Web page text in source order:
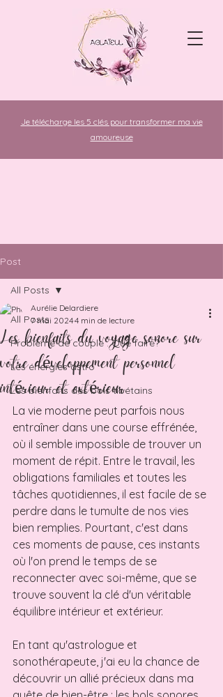
Je télécharge les 5 clés pour transformer ma vie
amoureuse
Post
All Posts
Problème de couple : Que faire?
Les énergies astro
Les bienfaits des bols tibétains
All Posts
Les bienfaits du voyage sonore sur
votre développement personnel
intérieur et extérieur
Aurélie Delardiere
7 mai 20244 min de lecture
La vie moderne peut parfois nous
entraîner dans une course effrénée,
où il semble impossible de trouver un
moment de répit. Entre le travail, les
obligations familiales et toutes les
tâches quotidiennes, il est facile de se
perdre dans le tumulte de nos vies
bien remplies. Pourtant, c'est dans
ces moments de pause, ces instants
où l'on prend le temps de se
reconnecter avec soi-même, que se
trouve souvent la clé d'un véritable
équilibre intérieur et extérieur.
En tant qu'astrologue et
sonothérapeute, j'ai eu la chance de
découvrir un allié précieux dans ma